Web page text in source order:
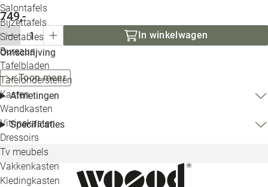
Salontafels
Bijzettafels
Sidetables
Bureaus
Tafelbladen
Tafelonderstellen
Kasten
Wandkasten
Vitrinekasten
Dressoirs
Tv meubels
Vakkenkasten
Kledingkasten
749,-
In winkelwagen
Omschrijving
Toon meer
Afmetingen
Specificaties